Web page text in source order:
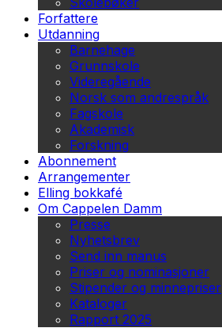
Forfattere
Utdanning
Barnehage
Grunnskole
Videregående
Norsk som andrespråk
Fagskole
Akademisk
Forskning
Abonnement
Arrangementer
Elling bokkafé
Om Cappelen Damm
Presse
Nyhetsbrev
Send inn manus
Priser og nominasjoner
Stipender og minnepriser
Kataloger
Rapport 2025